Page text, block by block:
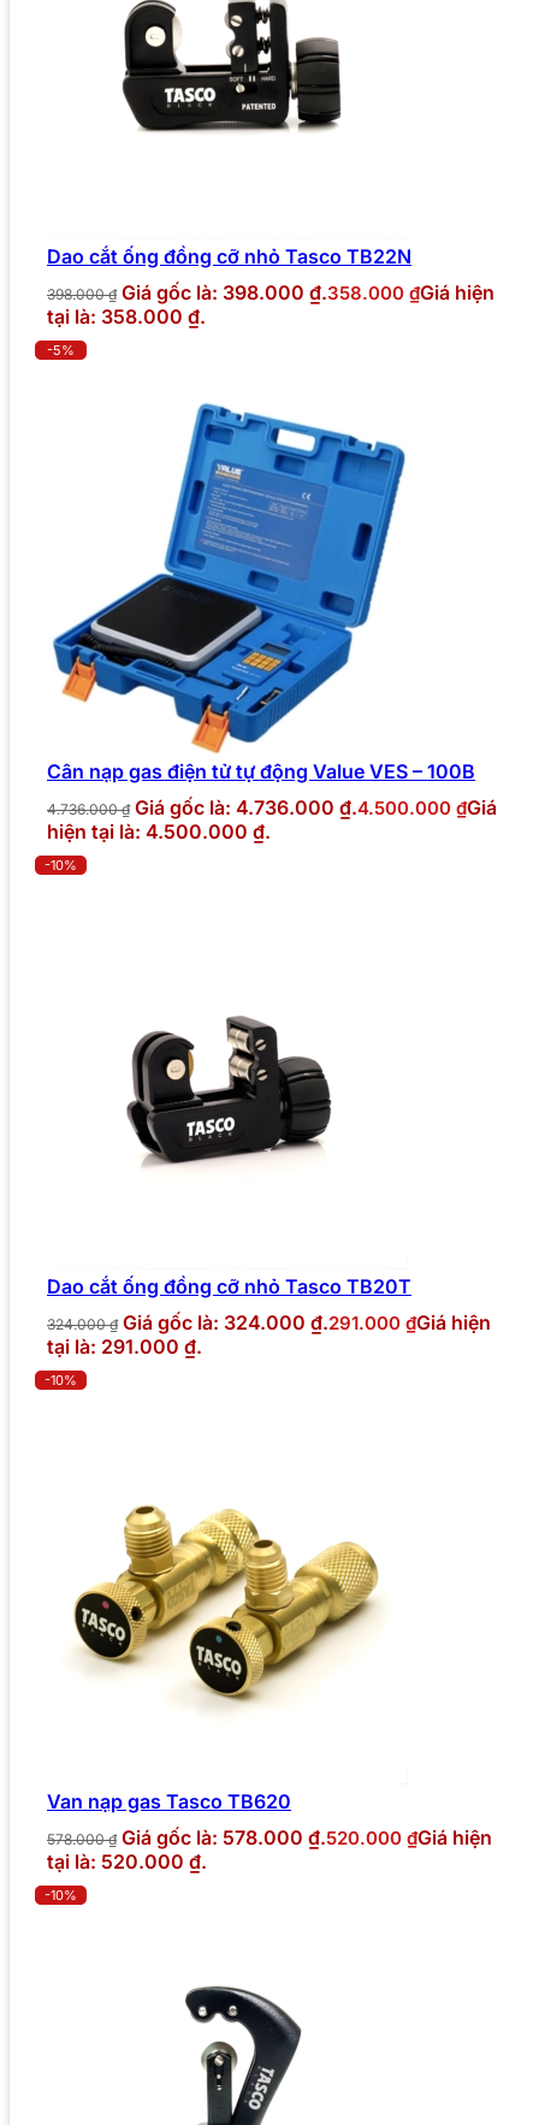
Dao cắt ống đồng cỡ nhỏ Tasco TB22N
398.000₫ Giá gốc là: 398.000 ₫.358.000 ₫Giá hiện
tại là: 358.000 ₫.
-5%
Cân nạp gas điện tử tự động Value VES – 100B
4.736.000₫ Giá gốc là: 4.736.000 ₫.4.500.000 ₫Giá
hiện tại là: 4.500.000 ₫.
-10%
Dao cắt ống đồng cỡ nhỏ Tasco TB20T
324.000₫ Giá gốc là: 324.000 ₫.291.000 ₫Giá hiện
tại là: 291.000 ₫.
-10%
Van nạp gas Tasco TB620
578.000₫ Giá gốc là: 578.000 ₫.520.000 ₫Giá hiện
tại là: 520.000 ₫.
-10%